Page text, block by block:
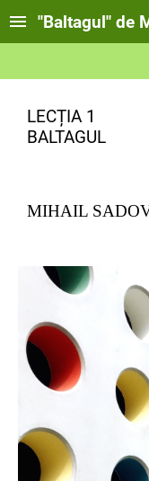
"Baltagul" de
LECȚIA 1
BALTAGUL
MIHAIL